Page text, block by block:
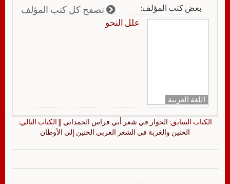
بعض كتب المؤلف: تصفح كل كتب المؤلف
اللغة العربية
علل النحو
الكتاب السابق: الحوار في شعر أبي فراس الحمداني || الكتاب التالي:
الحنين والغربة في الشعر العربي الحنين إلى الأوطان